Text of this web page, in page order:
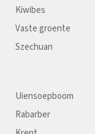
Kiwibes
Vaste groente
Szechuan
Uiensoepboom
Rabarber